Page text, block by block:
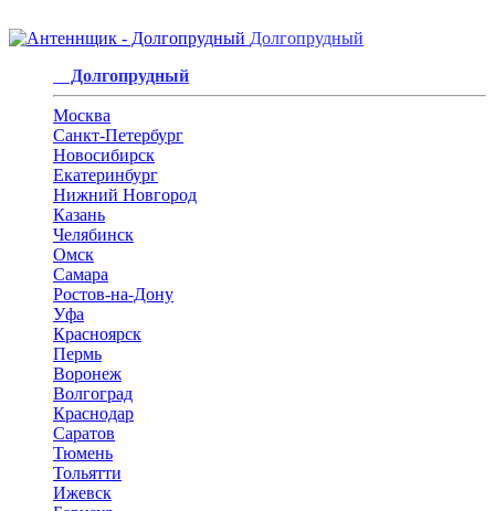
Долгопрудный
Долгопрудный
Москва
Санкт-Петербург
Новосибирск
Екатеринбург
Нижний Новгород
Казань
Челябинск
Омск
Самара
Ростов-на-Дону
Уфа
Красноярск
Пермь
Воронеж
Волгоград
Краснодар
Саратов
Тюмень
Тольятти
Ижевск